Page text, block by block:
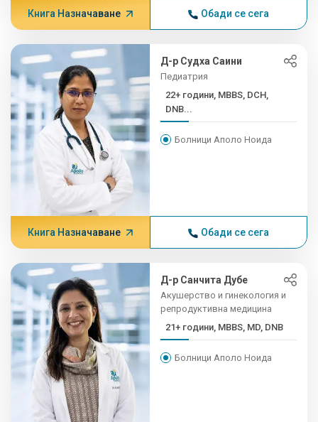
Книга Назначаване Обади се сега
Д-р Судха Саини
Педиатрия
22+ години, MBBS, DCH,
DNB...
Болници Аполо Ноида
Книга Назначаване Обади се сега
Д-р Санчита Дубе
Акушерство и гинекология и
репродуктивна медицина
21+ години, MBBS, MD, DNB
Болници Аполо Ноида